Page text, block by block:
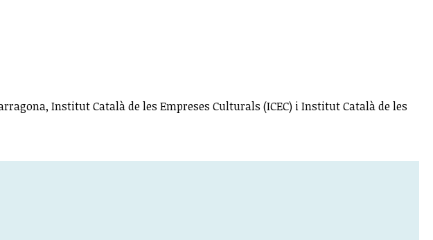
Institut Català de les Empreses Culturals (ICEC) i Institut Català de les